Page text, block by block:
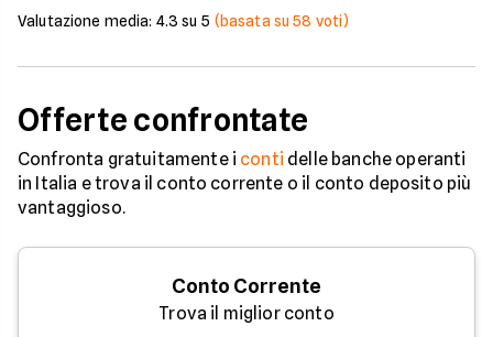
Valutazione media: 4.3 su 5 (basata su58 voti)
Offerte confrontate
Confronta gratuitamente i conti delle banche operanti
in Italia e trova il conto corrente o il conto deposito più
vantaggioso.
Conto Corrente
Trova il miglior conto